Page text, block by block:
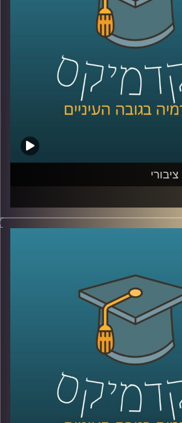
יצאנו לראיין את האנשים שמעצבים
האזור .
מהכנס, רעיונות גדולים, דילמות
תשוקה לחבר בין מדע, קיימות וכלכלה.
באחת השאלות הכי בוערות בדמוקרטיה, מה
למה הוא כל כך חיוני לתפקוד של מדינה,
אז מה אפשר ללמוד מהמספרים, האם
ארוכה, למה אמון נהיה תלוי מחנה
של זה לתחושת הייצוג, לציות לחוק,
לעשות סדר הזמנו את פרופ׳ אמנון כוורי,
לחירות ואחריות בבית ספר לאודר
רייכמן, וביחד ננסה להבין
מה המדינה והחברה יכולות לעשות
שלנו?